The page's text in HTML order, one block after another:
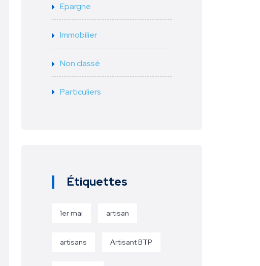
Epargne
Immobilier
Non classé
Particuliers
Étiquettes
1er mai artisan
artisans Artisant BTP